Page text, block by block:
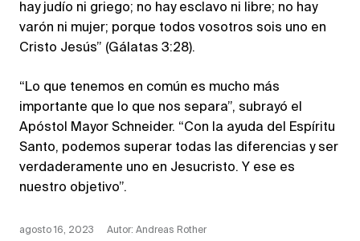
hay judío ni griego; no hay esclavo ni libre; no hay
varón ni mujer; porque todos vosotros sois uno en
Cristo Jesús” (Gálatas 3:28).
“Lo que tenemos en común es mucho más
importante que lo que nos separa”, subrayó el
Apóstol Mayor Schneider. “Con la ayuda del Espíritu
Santo, podemos superar todas las diferencias y ser
verdaderamente uno en Jesucristo. Y ese es
nuestro objetivo”.
agosto 16, 2023
Autor: Andreas Rother